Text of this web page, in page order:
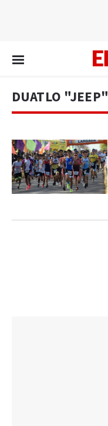
DUATLO "JEEP"